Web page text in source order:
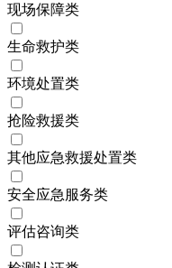
现场保障类
生命救护类
环境处置类
抢险救援类
其他应急救援处置类
安全应急服务类
评估咨询类